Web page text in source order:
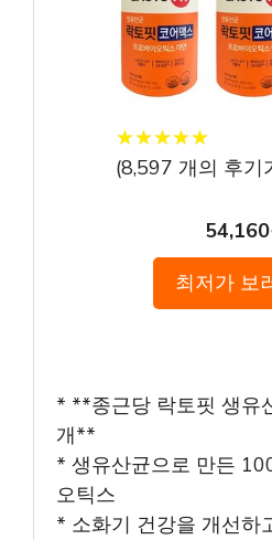
★★★★★
★★★★★
(8,597 개의 후기
최저가 보
* **종근당 락토핏 생유
개**
* 생유산균으로 만든
오틱스
* 소화기 건강을 개선하